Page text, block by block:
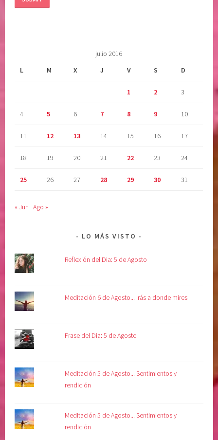
julio 2016
L
M X J V S D
1 2 3
4 5 6 7 8 9 10
11 12 13 14 15 16 17
18 19 20 21 22 23 24
25 26 27 28 29 30 31
« Jun Ago »
LO MÁS VISTO
Reflexión del Dia: 5 de Agosto
Meditación 6 de Agosto... Irás a donde mires
Frase del Dia: 5 de Agosto
Meditación 5 de Agosto... Sentimientos y
rendición
Meditación 5 de Agosto... Sentimientos y
rendición